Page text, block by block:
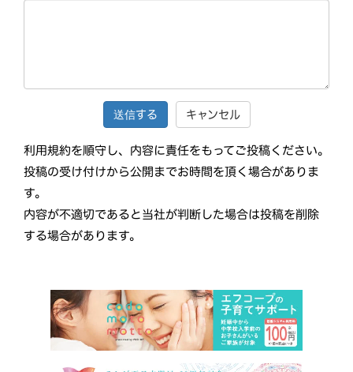
キャンセル
利用規約を順守し、内容に責任をもってご投稿ください。
投稿の受け付けから公開までお時間を頂く場合がありま
す。
内容が不適切であると当社が判断した場合は投稿を削除
する場合があります。